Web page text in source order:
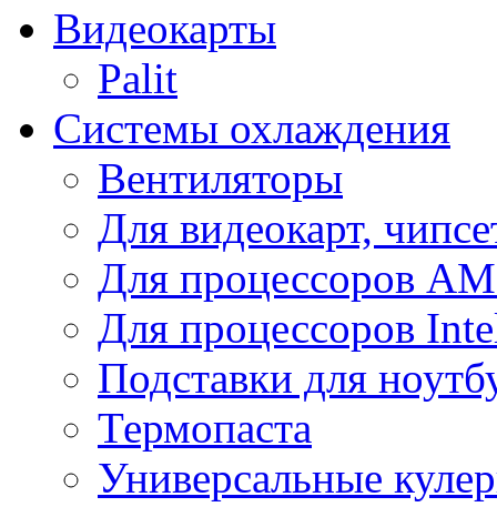
Видеокарты
Palit
Системы охлаждения
Вентиляторы
Для видеокарт,
Для процессоров
Для процессоров
Подставки для
Термопаста
Универсальные